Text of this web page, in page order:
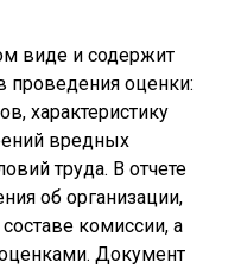
виде и содержит
проведения оценки:
характеристику
вредных
труда. В отчете
об организации,
комиссии, а
Документ